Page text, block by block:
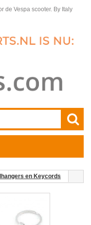
de Vespa scooter. By Italy
en Keycords